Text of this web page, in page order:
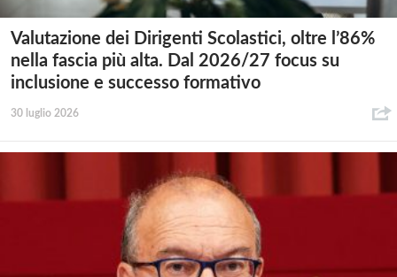
Valutazione dei Dirigenti Scolastici, oltre l’86%
nella fascia più alta. Dal 2026/27 focus su
inclusione e successo formativo
30 luglio 2026